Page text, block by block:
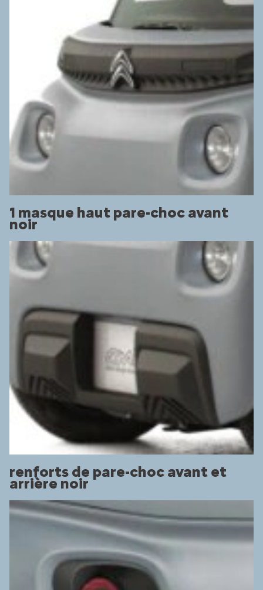
1 masque haut pare-choc avant
noir
renforts de pare-choc avant et
arrière noir